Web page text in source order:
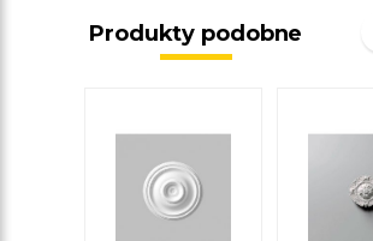
Produkty podobne